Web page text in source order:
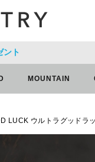
ント
MOUNTAIN
LUCK ウルトラグッドラ